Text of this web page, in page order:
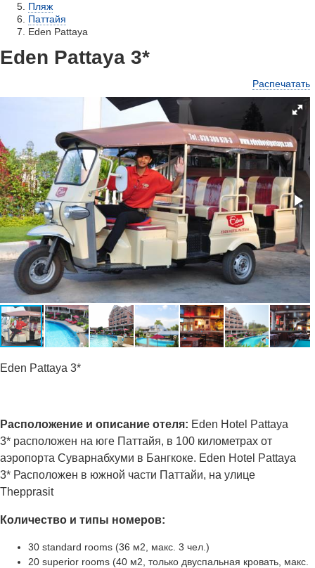
Пляж
Паттайя
Eden Pattaya
Eden Pattaya 3*
Распечатать
Eden Pattaya 3*
Расположение и описание отеля: Eden Hotel Pattaya
3* расположен на юге Паттайя, в 100 километрах от
аэропорта Суварнабхуми в Бангкоке. Eden Hotel Pattaya
3* Расположен в южной части Паттайи, на улице
Thepprasit
Количество и типы номеров:
30 standard rooms (36 м2, макс. 3 чел.)
20 superior rooms (40 м2, только двуспальная кровать, макс.